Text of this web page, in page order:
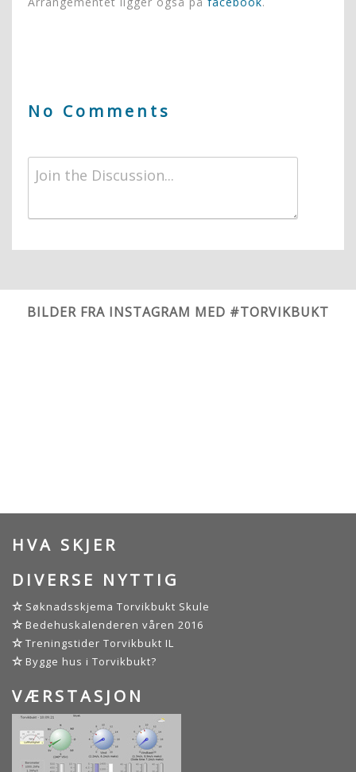
No Comments
BILDER FRA INSTAGRAM MED #TORVIKBUKT
HVA SKJER
DIVERSE NYTTIG
Søknadsskjema Torvikbukt Skule
Bedehuskalenderen våren 2016
Treningstider Torvikbukt IL
Bygge hus i Torvikbukt?
VÆRSTASJON